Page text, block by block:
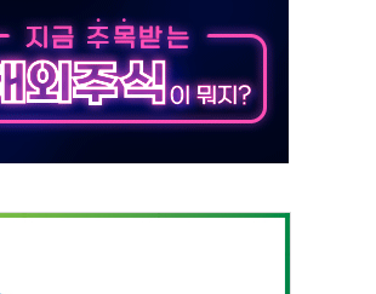
동자 숨져
대응'